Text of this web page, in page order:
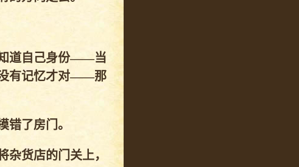
道自己身份——当
没有记忆才对——那
了房门。
货店的门关上，